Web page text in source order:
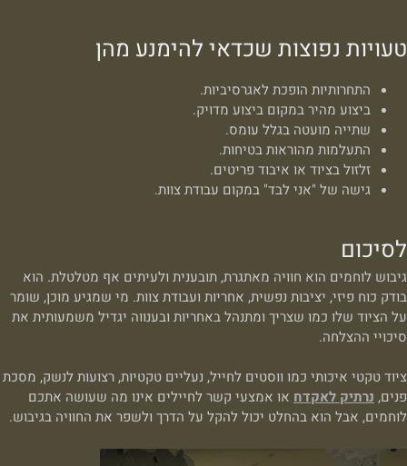
טעויות נפוצות שכדאי להימנע מהן
התחרותיות הופכת לאגרסיביות.
ביצוע מהיר במקום ביצוע מדויק.
שתייה מועטה בגלל עומס.
התעלמות מהוראות בטיחות.
זלזול בציוד או איבוד פריטים.
גישה של "אני לבד" במקום עבודת צוות.
לסיכום
גיבוש לוחמים הוא חוויה מאתגרת, תובענית ולעיתים אף מטלטלת. הוא
בודק כוח פיזי, יציבות נפשית, אחריות ועבודת צוות. מי שמגיע מוכן, שומר
על הציוד שלו כמו שצריך ומתנהל באחריות ובענווה יגדיל משמעותית את
סיכויי ההצלחה.
ציוד טקטי איכותי כמו ווסטים לחייל, נעליים טקטיות, רצועות לנשק, מסכת
פנים, נרתיק לאקדח או אמצעי קשר לחיילים אינו מה שעושה אתכם
לוחמים, אבל הוא בהחלט יכול להקל על הדרך ולשפר את החוויה בגיבוש.